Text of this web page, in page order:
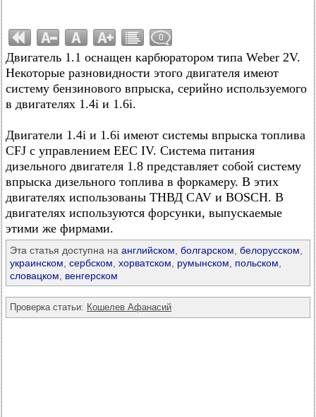
0
Двигатель 1.1 оснащен карбюратором типа Weber 2V.
Некоторые разновидности этого двигателя имеют
систему бензинового впрыска, серийно используемого
в двигателях 1.4i и 1.6i.
Двигатели 1.4i и 1.6i имеют системы впрыска топлива
CFJ с управлением EEC IV. Система питания
дизельного двигателя 1.8 представляет собой систему
впрыска дизельного топлива в форкамеру. В этих
двигателях использованы ТНВД CAV и BOSCH. В
двигателях используются форсунки, выпускаемые
этими же фирмами.
Эта статья доступна на английском болгарском белорусском
украинском сербском хорватском румынском польском
словацком
венгерском
Проверка статьи: Кошелев Афанасий